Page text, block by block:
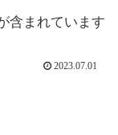
含まれています
2023.07.01